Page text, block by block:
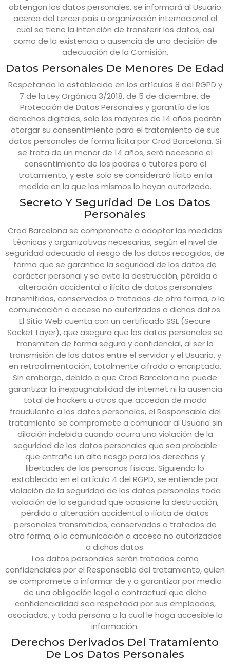
obtengan los datos personales, se informará al Usuario
acerca del tercer país u organización internacional al
cual se tiene la intención de transferir los datos, así
como de la existencia o ausencia de una decisión de
adecuación de la Comisión.
Datos Personales De Menores De Edad
Respetando lo establecido en los artículos 8 del RGPD y
7 de la Ley Orgánica 3/2018, de 5 de diciembre, de
Protección de Datos Personales y garantía de los
derechos digitales, solo los mayores de 14 años podrán
otorgar su consentimiento para el tratamiento de sus
datos personales de forma lícita porCrod Barcelona. Si
se trata de un menor de 14 años, será necesario el
consentimiento de los padres o tutores para el
tratamiento, y este solo se considerará lícito en la
medida en la que los mismos lo hayan autorizado.
Secreto Y Seguridad De Los Datos
Personales
Crod Barcelona se compromete a adoptar las medidas
técnicas y organizativas necesarias, según el nivel de
seguridad adecuado al riesgo de los datos recogidos, de
forma que se garantice la seguridad de los datos de
carácter personal y se evite la destrucción, pérdida o
alteración accidental o ilícita de datos personales
transmitidos, conservados o tratados de otra forma, o la
comunicación o acceso no autorizados a dichos datos.
El Sitio Web cuenta con un certificado SSL (Secure
Socket Layer), que asegura que los datos personales se
transmiten de forma segura y confidencial, al ser la
transmisión de los datos entre el servidor y el Usuario, y
en retroalimentación, totalmente cifrada o encriptada.
Sin embargo, debido a que Crod Barcelona no puede
garantizar la inexpugnabilidad de internet ni la ausencia
total de hackers u otros que accedan de modo
fraudulento a los datos personales, el Responsable del
tratamiento se compromete a comunicar al Usuario sin
dilación indebida cuando ocurra una violación de la
seguridad de los datos personales que sea probable
que entrañe un alto riesgo para los derechos y
libertades de las personas físicas. Siguiendo lo
establecido en el artículo 4 del RGPD, se entiende por
violación de la seguridad de los datos personales toda
violación de la seguridad que ocasione la destrucción,
pérdida o alteración accidental o ilícita de datos
personales transmitidos, conservados o tratados de
otra forma, o la comunicación o acceso no autorizados
a dichos datos.
Los datos personales serán tratados como
confidenciales por el Responsable del tratamiento, quien
se compromete a informar de y a garantizar por medio
de una obligación legal o contractual que dicha
confidencialidad sea respetada por sus empleados,
asociados, y toda persona a la cual le haga accesible la
información.
Derechos Derivados Del Tratamiento
De Los Datos Personales